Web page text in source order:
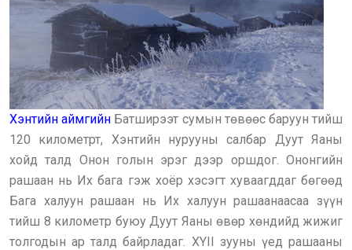
Хэнтийн аймгийн Батширээт сумын төвөөс баруун тийш
120 километрт, Хэнтийн нурууны салбар Дуут Яаны
хойд талд Онон голын эрэг дээр оршдог. Ононгийн
рашаан нь Их бага гэж хоёр хэсэгт хуваагддаг бөгөөд
Бага халуун рашаан нь Их халуун рашаанаасаа зүүн
тийш 8 километр буюу Дуут Яаны өвөр хөндийд жижиг
толгодын ар талд байрладаг. XYII зууны үед рашааны